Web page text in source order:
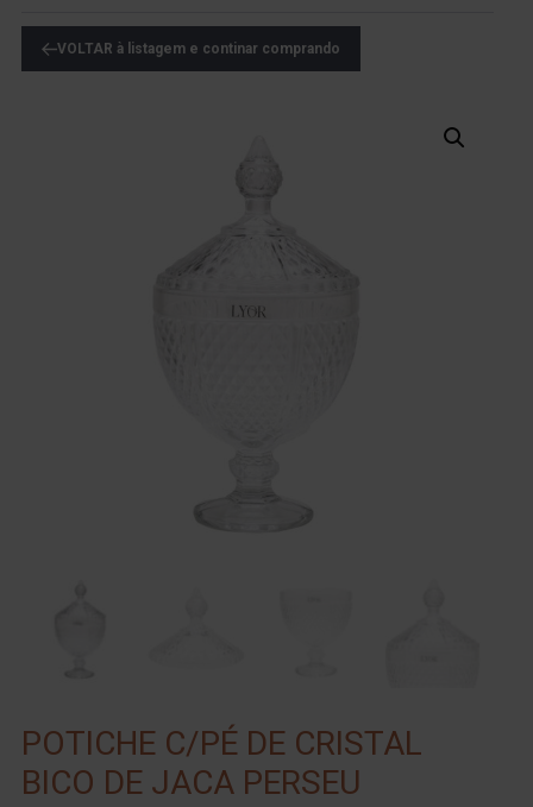
VOLTAR à listagem e continar comprando
POTICHE C/PÉ DE CRISTAL
BICO DE JACA PERSEU